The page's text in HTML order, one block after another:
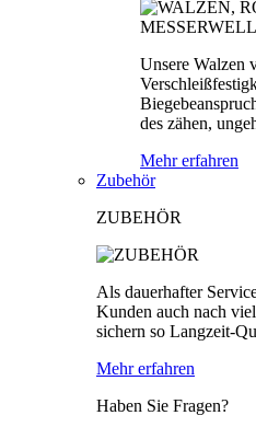
Unsere Walzen
des zähen,
Mehr erfahren
Zubehör
ZUBEHÖR
Als dauerhafter
Kunden auch nach
sichern so Langzeit-
Mehr erfahren
Haben Sie Fragen?